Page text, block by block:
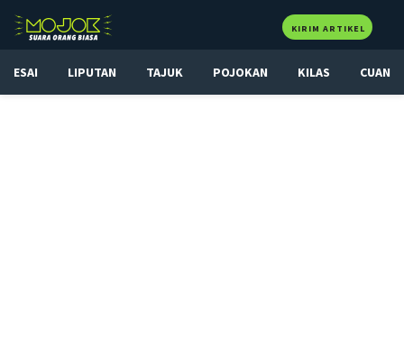
KIRIM ARTIKEL
ESAI LIPUTAN TAJUK POJOKAN KILAS CUAN